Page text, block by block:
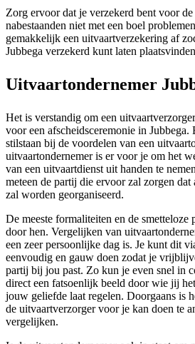
Zorg ervoor dat je verzekerd bent voor
nabestaanden niet met een boel
gemakkelijk een uitvaartverzekering af
Jubbega verzekerd kunt laten
Uitvaartondernemer
Het is verstandig om een
voor een afscheidsceremonie in
stilstaan bij de voordelen van een
uitvaartondernemer is er voor je om het
van een uitvaartdienst uit handen te
meteen de partij die ervoor zal zorgen dat
zal worden georganiseerd.
De meeste formaliteiten en de
door hen. Vergelijken van
een zeer persoonlijke dag is. Je kunt dit
eenvoudig en gauw doen zodat je
partij bij jou past. Zo kun je even snel in
direct een fatsoenlijk beeld door wie jij
jouw geliefde laat regelen. Doorgaans is
de uitvaartverzorger voor je kan doen te
vergelijken.